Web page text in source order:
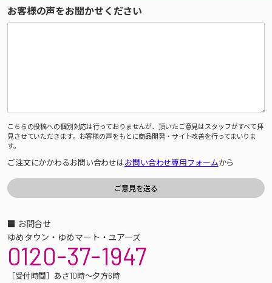
お客様の声をお聞かせください
こちらの投稿への個別対応は行っておりませんが、頂いたご意見はスタッフがすべて拝
見させていただきます。お客様の声をもとに商品開発・サイト改善を行ってまいりま
す。
ご注文にかかわるお問い合わせはお問い合わせ専用フォームから
■ お問合せ
ゆめタウン・ゆめマート・ユアーズ
0120-37-1947
［受付時間］あさ10時～夕方6時